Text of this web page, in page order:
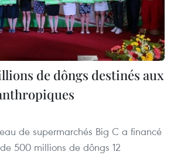
de dôngs destinés aux
de supermarchés Big C a financé
500 millions de dôngs 12